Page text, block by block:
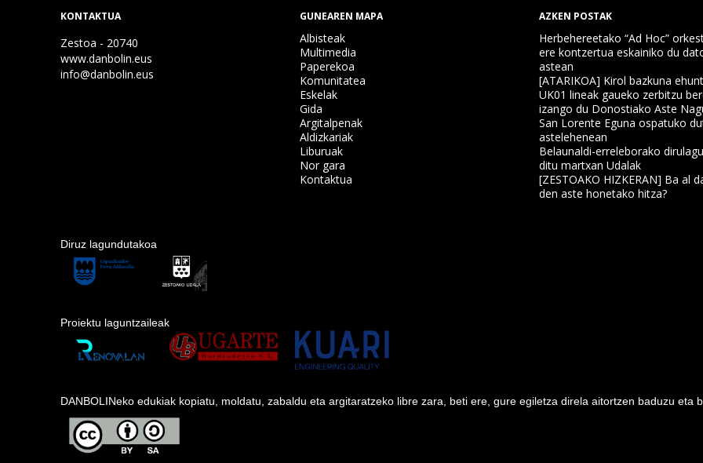
KONTAKTUA
Zestoa - 20740
www.danbolin.eus
info@danbolin.eus
GUNEAREN MAPA
Albisteak
Multimedia
Paperekoa
Komunitatea
Eskelak
Gida
Argitalpenak
Aldizkariak
Liburuak
Nor gara
Kontaktua
AZKEN POSTAK
Herbehereetako “Ad Hoc”
ere kontzertua eskainiko du
astean
[ATARIKOA] Kirol bazkuna
UK01 lineak gaueko zerbitzu
izango du Donostiako Aste
San Lorente Eguna ospatuko
astelehenean
Belaunaldi-erreleborako
ditu martxan Udalak
[ZESTOAKO HIZKERAN] Ba al
den aste honetako hitza?
Diruz lagundutakoa
Proiektu laguntzaileak
DANBOLINeko edukiak kopiatu, moldatu, zabaldu eta argitaratzeko libre zara, beti ere, gure egiletza direla aitortzen baduzu eta